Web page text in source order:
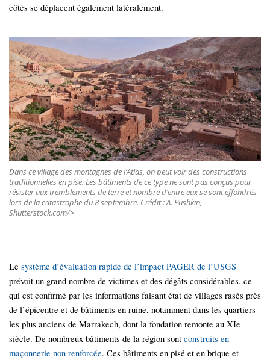
côtés se déplacent également latéralement.
Dans ce village des montagnes de l’Atlas, on peut voir des constructions
traditionnelles en pisé. Les bâtiments de ce type ne sont pas conçus pour
résister aux tremblements de terre et nombre d’entre eux se sont effondrés
lors de la catastrophe du 8 septembre. Crédit : A. Pushkin,
Shutterstock.com/>
Le système d’évaluation rapide de l’impact PAGER de l’USGS
prévoit un grand nombre de victimes et des dégâts considérables, ce
qui est confirmé par les informations faisant état de villages rasés près
de l’épicentre et de bâtiments en ruine, notamment dans les quartiers
les plus anciens de Marrakech, dont la fondation remonte au XIe
siècle. De nombreux bâtiments de la région sont construits en
maçonnerie non renforcée. Ces bâtiments en pisé et en brique et